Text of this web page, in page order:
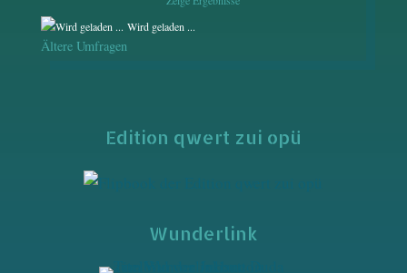
Wird geladen ...
Ältere Umfragen
Edition qwert zui opü
Wunderlink